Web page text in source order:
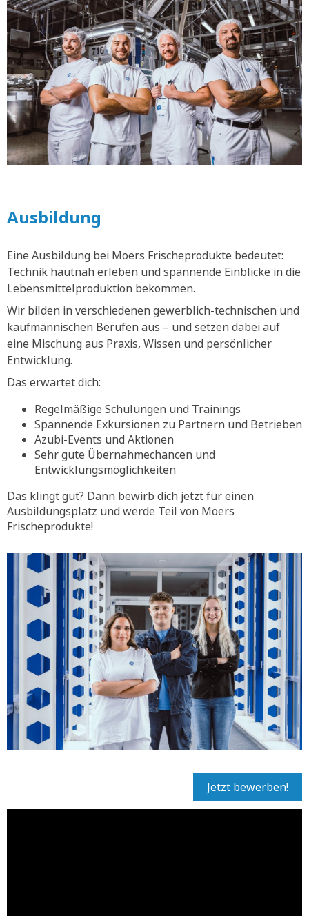
Ausbildung
Eine Ausbildung bei Moers Frischeprodukte bedeutet:
Technik hautnah erleben und spannende Einblicke in die
Lebensmittelproduktion bekommen.
Wir bilden in verschiedenen gewerblich-technischen und
kaufmännischen Berufen aus – und setzen dabei auf
eine Mischung aus Praxis, Wissen und persönlicher
Entwicklung.
Das erwartet dich:
Regelmäßige Schulungen und Trainings
Spannende Exkursionen zu Partnern und Betrieben
Azubi-Events und Aktionen
Sehr gute Übernahmechancen und
Entwicklungsmöglichkeiten
Das klingt gut? Dann bewirb dich jetzt für einen
Ausbildungsplatz und werde Teil von Moers
Frischeprodukte!
Jetzt bewerben!